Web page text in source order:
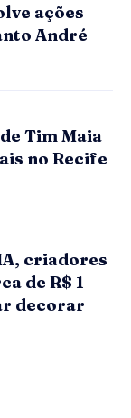
ações
André
Tim Maia
no Recife
criadores
de R$ 1
decorar